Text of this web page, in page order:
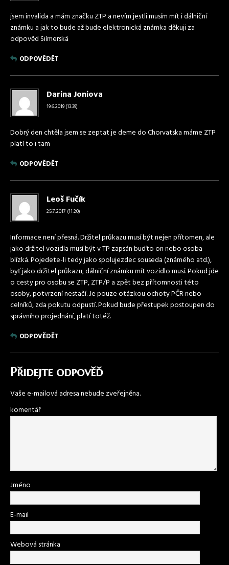
jsem invalida a mám značku ZTP a nevím jestli musím mít i dálniční
známku a jak to bude až bude elektronická známka děkuji za
odpověd Siímerská
ODPOVĚDĚT
Darina Joniova
19.6.2019 (13.39)
Dobrý den chtěla jsem se zeptat je deme do Chorvatska máme ZTP
platí to i tam
ODPOVĚDĚT
Leoš Fučík
25.7.2017 (11.20)
Informace není přesná. Držitel průkazu musí být nejen přítomen, ale
jako držitel vozidla musí být v TP zapsán buďto on nebo osoba
blízká. Pojedete-li tedy jako spolujezdec souseda (známého atd.),
byť jako držitel průkazu, dálniční známku mít vozidlo musí. Pokud jde
o cesty pro osobu se ZTP, ZTP/P a zpět bez přítomnosti této
osoby, potvrzení nestačí. Je pouze otázkou ochoty PČR nebo
celníků, zda pokutu odpustí. Pokud bude přestupek postoupen do
správního projednání, platí totéž.
ODPOVĚDĚT
Přidejte odpověď
Vaše e-mailová adresa nebude zveřejněna.
komentář
Jméno
E-mail
Webová stránka